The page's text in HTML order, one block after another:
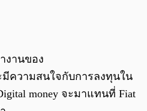
งานของ
มีความสนใจกับการลงทุนใน
money จะมาแทนที่ Fiat